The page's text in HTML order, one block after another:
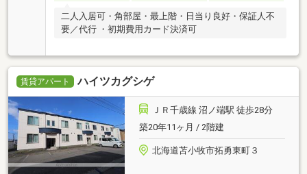
二人入居可・角部屋・最上階・日当り良好・保証人不
要／代行 ・初期費用カード決済可
賃貸アパート ハイツカグシゲ
ＪＲ千歳線 沼ノ端駅 徒歩28分
築20年11ヶ月 / 2階建
北海道苫小牧市拓勇東町３